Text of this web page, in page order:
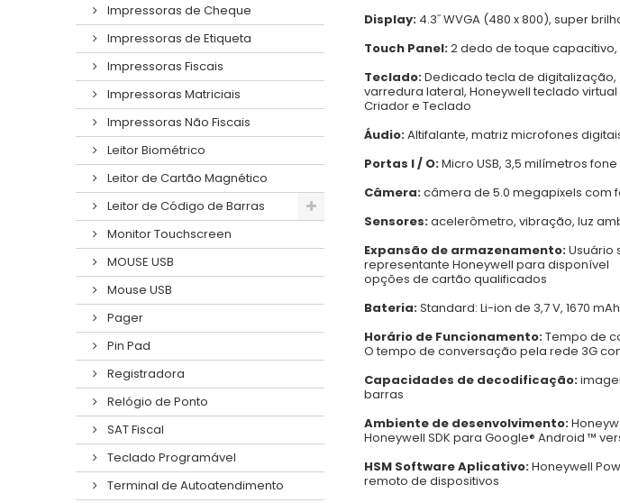
Impressoras de Cheque
Impressoras de Etiqueta
Impressoras Fiscais
Impressoras Matriciais
Impressoras Não Fiscais
Leitor Biométrico
Leitor de Cartão Magnético
Leitor de Código de Barras
Monitor Touchscreen
MOUSE USB
Mouse USB
Pager
Pin Pad
Registradora
Relógio de Ponto
SAT Fiscal
Teclado Programável
Terminal de Autoatendimento
Display: 4.3˝ WVGA (480 x 800), super
Touch Panel:2 dedo de toque
Teclado:Dedicado tecla de
varredura lateral, Honeywell teclado virtual
Criador e Teclado
Áudio:Altifalante, matriz microfones
Portas I / O:Micro USB, 3,5 milímetros
Câmera:câmera de 5.0 megapixels com
Sensores:acelerômetro, vibração, luz
Expansão de armazenamento:Usuário
representante Honeywell para disponível
opções de cartão qualificados
Bateria:Standard: Li-ion de 3,7 V, 1670
Horário de Funcionamento:Tempo de
O tempo de conversação pela rede 3G
Capacidades de decodificação:
barras
Ambiente de desenvolvimento:
Honeywell SDK para Google® Android ™
HSM Software Aplicativo:Honeywell
remoto de dispositivos